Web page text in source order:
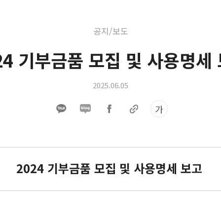
공지/보도
기부금품 모집 및 사용명세
2025.06.05
가
2024 기부금품 모집 및 사용명세 보고